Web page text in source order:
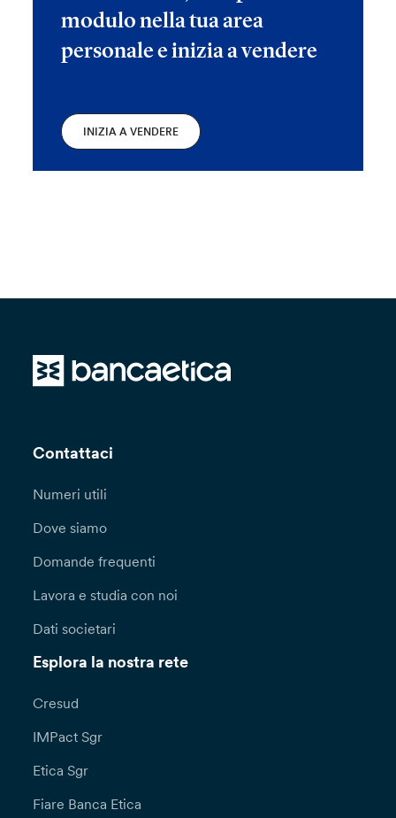
modulo nella tua area
personale e inizia a vendere
INIZIA A VENDERE
Contattaci
Numeri utili
Dove siamo
Domande frequenti
Lavora e studia con noi
Dati societari
Esplora la nostra rete
Cresud
IMPact Sgr
Etica Sgr
Fiare Banca Etica